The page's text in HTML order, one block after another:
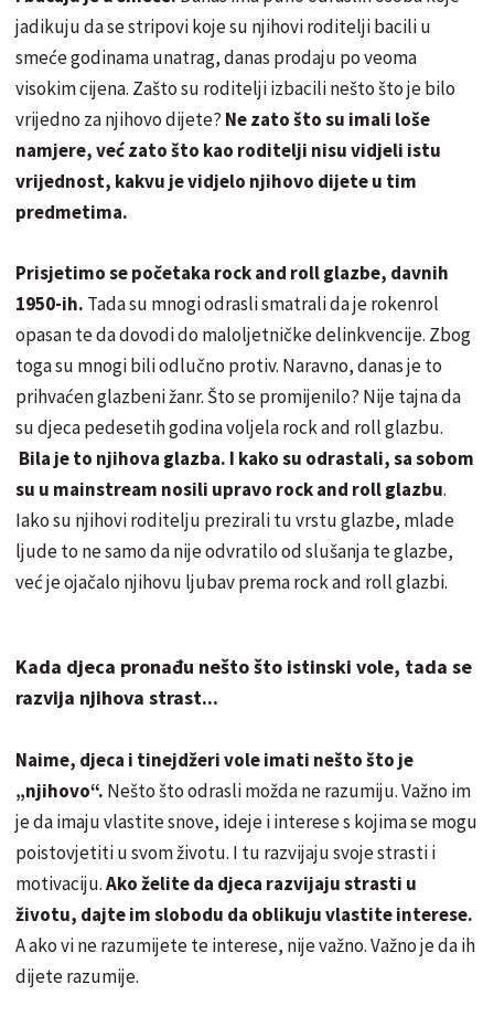
jadikuju da se stripovi koje su njihovi roditelji bacili u
smeće godinama unatrag, danas prodaju po veoma
visokim cijena. Zašto su roditelji izbacili nešto što je bilo
vrijedno za njihovo dijete? Ne zato što su imali loše
namjere, već zato što kao roditelji nisu vidjeli istu
vrijednost, kakvu je vidjelo njihovo dijete u tim
predmetima.
Prisjetimo se početaka rock and roll glazbe, davnih
1950-ih. Tada su mnogi odrasli smatrali da je rokenrol
opasan te da dovodi do maloljetničke delinkvencije. Zbog
toga su mnogi bili odlučno protiv. Naravno, danas je to
prihvaćen glazbeni žanr. Što se promijenilo? Nije tajna da
su djeca pedesetih godina voljela rock and roll glazbu.
Bila je to njihova glazba. I kako su odrastali, sa sobom
su u mainstream nosili upravo rock and roll glazbu.
Iako su njihovi roditelju prezirali tu vrstu glazbe, mlade
ljude to ne samo da nije odvratilo od slušanja te glazbe,
već je ojačalo njihovu ljubav prema rock and roll glazbi.
Kada djeca pronađu nešto što istinski vole, tada se
razvija njihova strast...
Naime, djeca i tinejdžeri vole imati nešto što je
„njihovo“. Nešto što odrasli možda ne razumiju. Važno im
je da imaju vlastite snove, ideje i interese s kojima se mogu
poistovjetiti u svom životu. I tu razvijaju svoje strasti i
motivaciju.Ako želite da djeca razvijaju strasti u
životu, dajte im slobodu da oblikuju vlastite interese.
A ako vi ne razumijete te interese, nije važno. Važno je da ih
dijete razumije.